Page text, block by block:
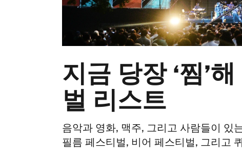
지금 당장 ‘찜’
벌 리스트
음악과 영화, 맥주, 그리고 사람들이 있
필름 페스티벌, 비어 페스티벌, 그리고